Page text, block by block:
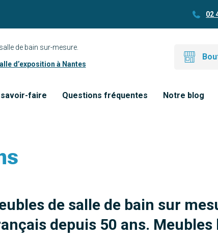
02
de bain sur-mesure.
d’exposition à Nantes
faire Questions fréquentes Notre blog
de salle de bain sur
depuis 50 ans.